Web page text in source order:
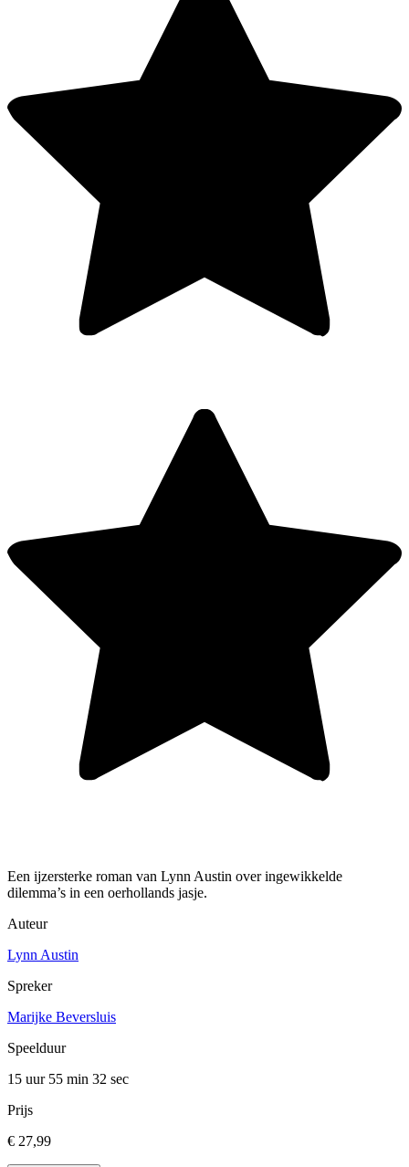
Een ijzersterke roman van Lynn Austin over ingewikkelde
dilemma’s in een oerhollands jasje.
Auteur
Lynn Austin
Spreker
Marijke Beversluis
Speelduur
15 uur 55 min 32 sec
Prijs
€ 27,99